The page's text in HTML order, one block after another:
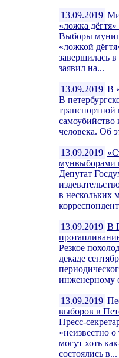
13.09.2019
«ложка
Выборы
«ложкой
завершилась
заявил на...
13.09.2019 В
В
транспортной
человека. Об
13.09.2019
мунвыборами
Депутат
в нескольких
13.09.2019 В
Резкое
декаде
инженерному
13.09.2019
выборов в
Пресс-
«неизвестно
могут хоть
состоялись в...